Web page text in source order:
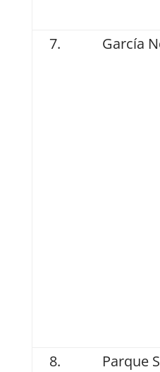
García
Parque